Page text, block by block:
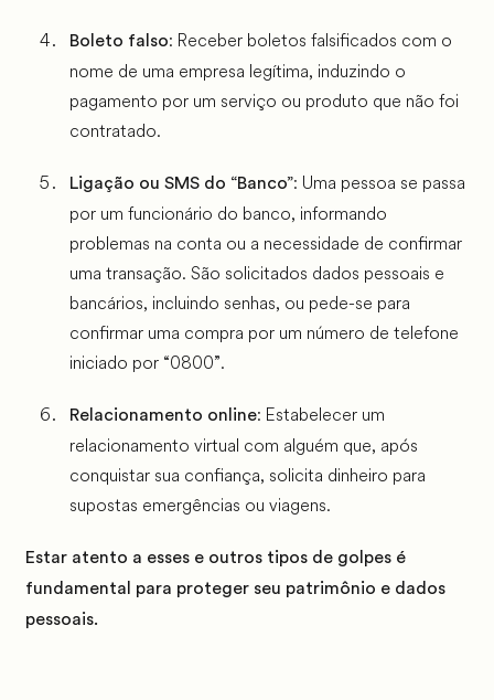
Boleto falso: Receber boletos falsificados com o
nome de uma empresa legítima, induzindo o
pagamento por um serviço ou produto que não foi
contratado.
Ligação ou SMS do “Banco”: Uma pessoa se passa
por um funcionário do banco, informando
problemas na conta ou a necessidade de confirmar
uma transação. São solicitados dados pessoais e
bancários, incluindo senhas, ou pede-se para
confirmar uma compra por um número de telefone
iniciado por “0800”.
Relacionamento online: Estabelecer um
relacionamento virtual com alguém que, após
conquistar sua confiança, solicita dinheiro para
supostas emergências ou viagens.
Estar atento a esses e outros tipos de golpes é
fundamental para proteger seu patrimônio e dados
pessoais.